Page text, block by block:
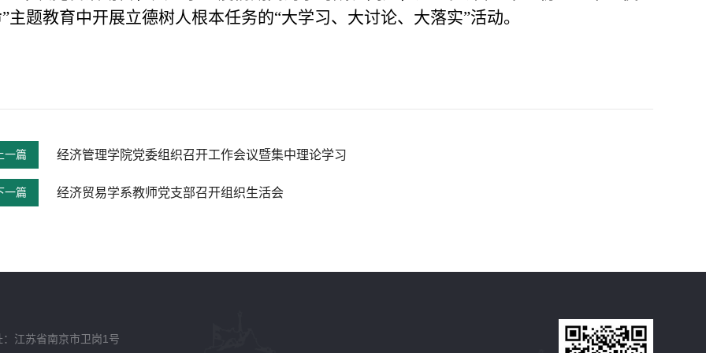
主题教育中开展立德树人根本任务的“大学习、大讨论、大落实”活动。
一篇 经济管理学院党委组织召开工作会议暨集中理论学习
一篇 经济贸易学系教师党支部召开组织生活会
：江苏省南京市卫岗1号